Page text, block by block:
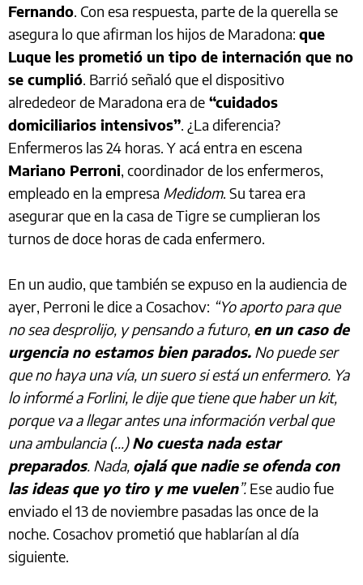
Fernando . Con esa respuesta, parte de la querella se
asegura lo que afirman los hijos de Maradona: que
Luque les prometió un tipo de internación que no
se cumplió . Barrió señaló que el dispositivo
alrededeor de Maradona era de “cuidados
domiciliarios intensivos” . ¿La diferencia?
Enfermeros las 24 horas. Y acá entra en escena
Mariano Perroni , coordinador de los enfermeros,
empleado en la empresa Medidom. Su tarea era
asegurar que en la casa de Tigre se cumplieran los
turnos de doce horas de cada enfermero.
En un audio, que también se expuso en la audiencia de
ayer, Perroni le dice a Cosachov: “Yo aporto para que
no sea desprolijo, y pensando a futuro, en un caso de
urgencia no estamos bien parados. No puede ser
que no haya una vía, un suero si está un enfermero. Ya
lo informé a Forlini, le dije que tiene que haber un kit,
porque va a llegar antes una información verbal que
una ambulancia (...)No cuesta nada estar
preparados. Nada, ojalá que nadie se ofenda con
las ideas que yo tiro y me vuelen”. Ese audio fue
enviado el 13 de noviembre pasadas las once de la
noche. Cosachov prometió que hablarían al día
siguiente.